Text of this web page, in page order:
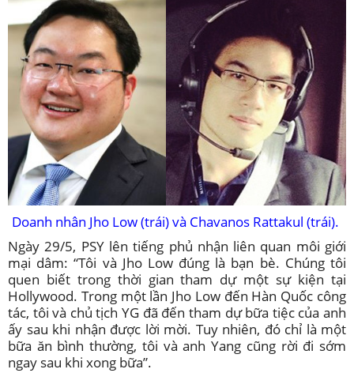
Doanh nhân Jho Low (trái) và Chavanos Rattakul (trái).
Ngày 29/5, PSY lên tiếng phủ nhận liên quan môi giới
mại dâm: “Tôi và Jho Low đúng là bạn bè. Chúng tôi
quen biết trong thời gian tham dự một sự kiện tại
Hollywood. Trong một lần Jho Low đến Hàn Quốc công
tác, tôi và chủ tịch YG đã đến tham dự bữa tiệc của anh
ấy sau khi nhận được lời mời. Tuy nhiên, đó chỉ là một
bữa ăn bình thường, tôi và anh Yang cũng rời đi sớm
ngay sau khi xong bữa”.